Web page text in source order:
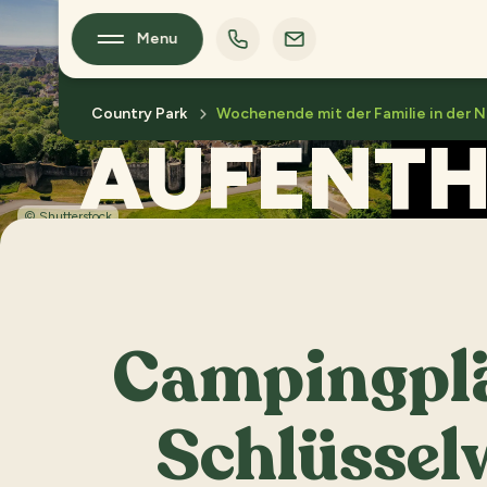
Menu
Country Park Wochenende mit der Familie in der
© Shutterstock